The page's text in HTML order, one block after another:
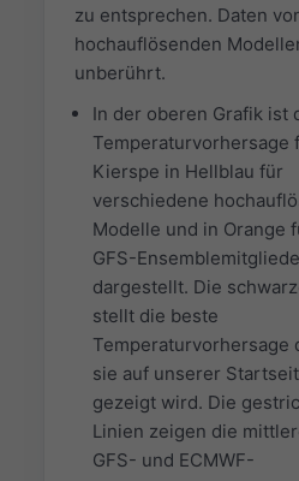
zu entsprechen. Daten
hochauflösenden
unberührt.
In der oberen Grafik ist
Temperaturvorhersage
Kierspe in Hellblau für
verschiedene
Modelle und in Orange
GFS-
dargestellt. Die
stellt die beste
Temperaturvorhersage
sie auf unserer
gezeigt wird. Die
Linien zeigen die
GFS- und ECMWF-